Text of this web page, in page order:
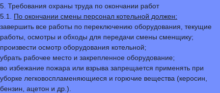
5. Требования охраны труда по окончании работ
5.1. По окончании смены персонал котельной должен:
завершить все работы по переключению оборудования, текущие
работы, осмотры и обходы для передачи смены сменщику;
произвести осмотр оборудования котельной;
убрать рабочее место и закрепленное оборудование;
во избежание пожара или взрыва запрещается применять при
уборке легковоспламеняющиеся и горючие вещества (керосин,
бензин, ацетон и др.).